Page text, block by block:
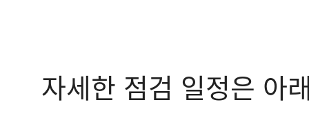
자세한 점검 일정은 아